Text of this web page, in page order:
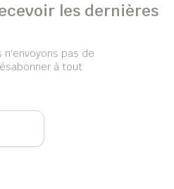
les dernières
n'envoyons pas de
à tout